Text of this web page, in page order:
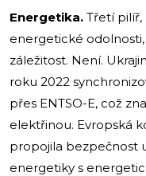
Energetika. Třetí
energetické
záležitost. Není.
roku 2022
přes ENTSO-E, což
elektřinou. Evropská
propojila bezpečnost
energetiky s